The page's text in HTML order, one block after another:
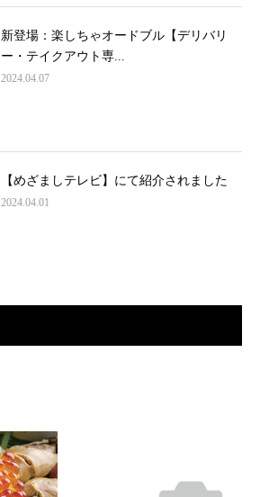
新登場：楽しちゃオードブル【デリバリ
ー・テイクアウト専...
2024.04.07
【めざましテレビ】にて紹介されました
2024.04.01